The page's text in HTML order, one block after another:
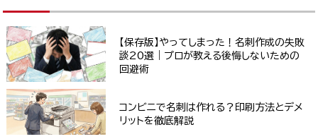
【保存版】やってしまった！名刺作成の失敗
談20選｜プロが教える後悔しないための
回避術
コンビニで名刺は作れる？印刷方法とデメ
リットを徹底解説